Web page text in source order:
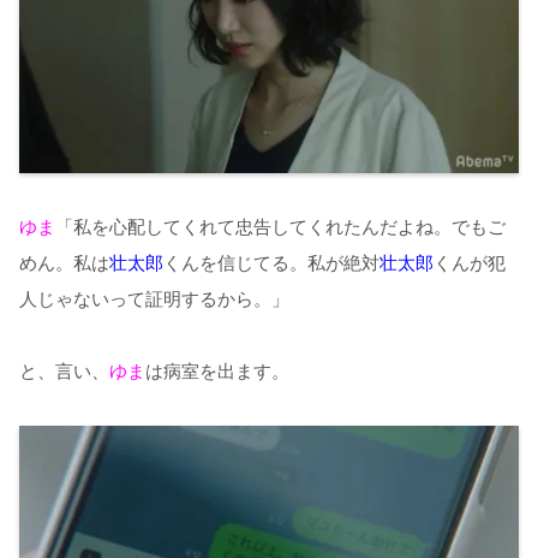
ゆま
「私を心配してくれて忠告してくれたんだよね。でもご
めん。私は壮太郎 くんを信じてる。私が絶対壮太郎 くんが犯
人じゃないって証明するから。」
と、言い、 ゆま は病室を出ます。